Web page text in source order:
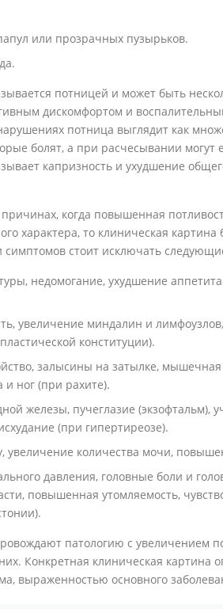
или прозрачных пузырьков.
потницей и может быть
дискомфортом и
потница выглядит как
болят, а при расчесывании
капризность и ухудшение
когда повышенная
характера, то клиническая картина
симптомов стоит исключать
недомогание, ухудшение
увеличение миндалин и
конституции).
залысины на затылке,
и ног (при рахите).
железы, пучеглазие (экзофтальм),
(при гипертиреозе).
увеличение количества мочи,
давления, головные боли и
повышенная утомляемость,
патологию с увеличением
Конкретная клиническая картина
выраженностью основного